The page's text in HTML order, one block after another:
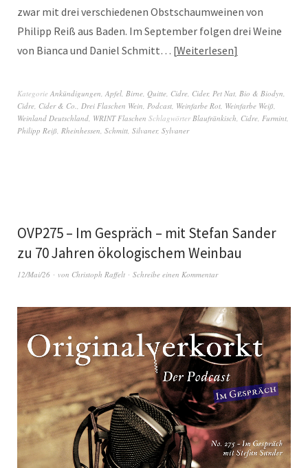
zwar mit drei verschiedenen Obstschaumweinen von
Philipp Reiß aus Baden. Im September folgen drei Weine
von Bianca und Daniel Schmitt… Weiterlesen
Kategorie Ankündigungen Apfel, Birne, Quitte, Cidre, Cider, Pet Nat Bio & Biodyn
Cidre, Cider & Co.
Drei Flaschen Wein Podcast Weinfarbe Rot Weinfarbe Weiß
Weinland Deutschland WRINT Flaschen Schlagwörter Blaufränkisch Cidre Furmint
Philipp Reiß Rheinhessen Schmitt Silvaner, Sylvaner
OVP275 – Im Gespräch – mit Stefan Sander
zu 70 Jahren ökologischem Weinbau
12/Mai/26 von Christoph Raffelt Schreibe einen Kommentar